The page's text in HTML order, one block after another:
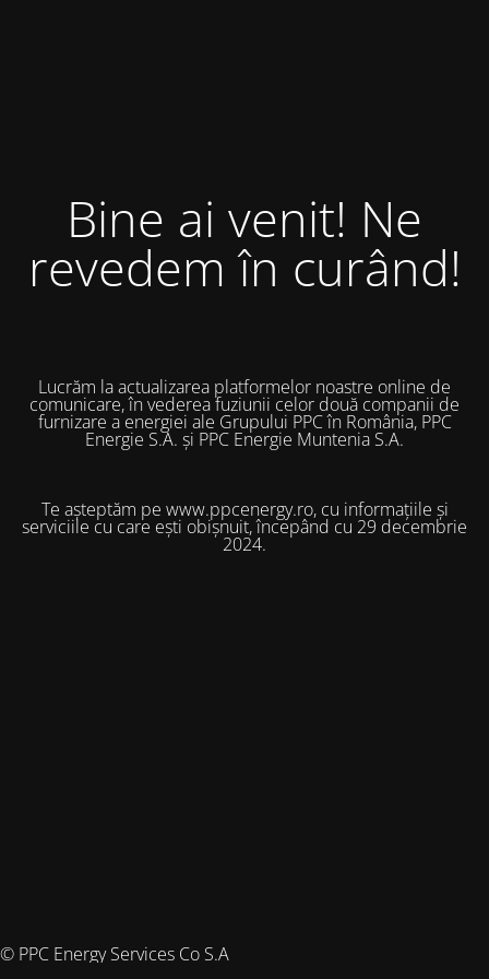
Bine ai venit! Ne
revedem în curând!
Lucrăm la actualizarea platformelor noastre online de
comunicare, în vederea fuziunii celor două companii de
furnizare a energiei ale Grupului PPC în România, PPC
Energie S.A. și PPC Energie Muntenia S.A.
Te așteptăm pe www.ppcenergy.ro, cu informațiile și
serviciile cu care ești obișnuit, începând cu 29 decembrie
2024.
© PPC Energy Services Co S.A